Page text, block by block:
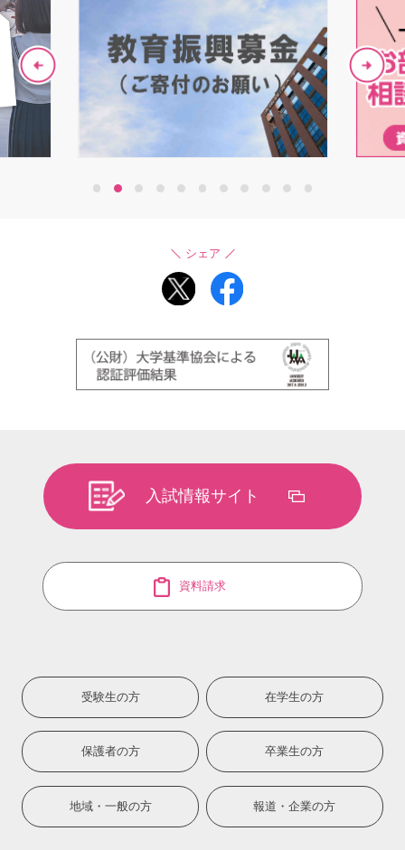
2 4 5 7 9
シェア
入試情報サイト
資料請求
受験生の方 在学生の方
保護者の方 卒業生の方
地域・一般の方 報道・企業の方